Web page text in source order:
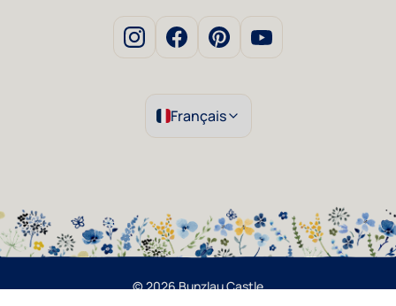
Français
© 2026 Bunzlau Castle